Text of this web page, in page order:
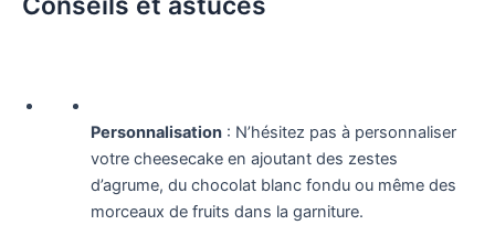
Personnalisation: N’hésitez pas à personnaliser
votre cheesecake en ajoutant des zestes
d’agrume, du chocolat blanc fondu ou même des
morceaux de fruits dans la garniture.